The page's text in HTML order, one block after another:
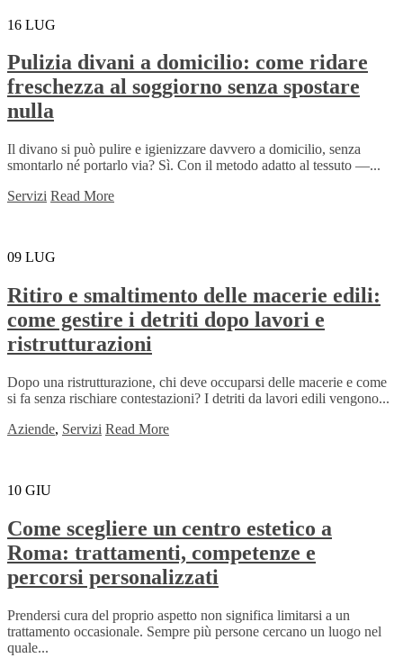
16 LUG
Pulizia divani a domicilio: come ridare
freschezza al soggiorno senza spostare
nulla
Il divano si può pulire e igienizzare davvero a domicilio, senza
smontarlo né portarlo via? Sì. Con il metodo adatto al tessuto —...
Servizi Read More
09 LUG
Ritiro e smaltimento delle macerie edili:
come gestire i detriti dopo lavori e
ristrutturazioni
Dopo una ristrutturazione, chi deve occuparsi delle macerie e come
si fa senza rischiare contestazioni? I detriti da lavori edili vengono...
Aziende, Servizi Read More
10 GIU
Come scegliere un centro estetico a
Roma: trattamenti, competenze e
percorsi personalizzati
Prendersi cura del proprio aspetto non significa limitarsi a un
trattamento occasionale. Sempre più persone cercano un luogo nel
quale...